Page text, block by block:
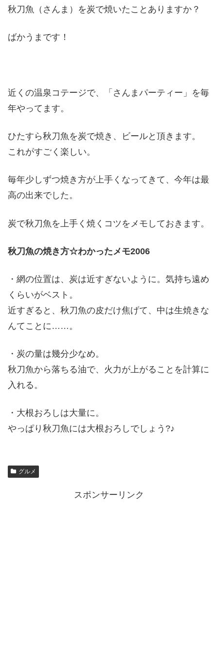
秋刀魚（さんま）を炭で焼いたことありますか？
ばかうまです！
近くの温泉コテージで、「さんまパーティー」を毎
年やってます。
ひたすら秋刀魚を炭で焼き、ビールと頂きます。
これがすごく楽しい。
毎年少しずつ焼き方が上手くなってきて、今年は最
高の出来でした。
炭で秋刀魚を上手く焼くコツをメモしておきます。
秋刀魚の焼き方☆わかったメモ2006
・網の位置は、炭は近すぎないように。気持ち遠め
くらいがベスト。
近すぎると、秋刀魚の皮だけ焦げて、中は生焼きな
んてことに……。
・炭の量は幾分少なめ。
秋刀魚から落ちる油で、火力が上がることを計算に
入れる。
・大根おろしは大量に。
やっぱり秋刀魚には大根おろしでしょう?♪
グルメ
スポンサーリンク